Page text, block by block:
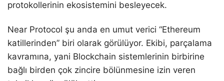
protokollerinin ekosistemini besleyecek.
Near Protocol şu anda en umut verici “Ethereum
katillerinden” biri olarak görülüyor. Ekibi, parçalama
kavramına, yani Blockchain sistemlerinin birbirine
bağlı birden çok zincire bölünmesine izin veren